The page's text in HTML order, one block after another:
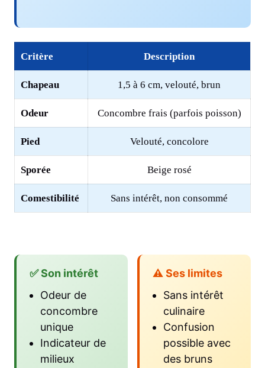
Critère Description
Chapeau 1,5 à 6 cm, velouté, brun
Odeur Concombre frais (parfois poisson)
Pied Velouté, concolore
Sporée Beige rosé
Comestibilité Sans intérêt, non consommé
✅ Son intérêt
Odeur de
concombre
unique
Indicateur de
milieux
⚠️ Ses limites
Sans intérêt
culinaire
Confusion
possible avec
des bruns